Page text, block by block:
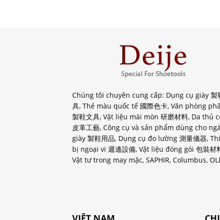
Chúng tôi chuyên cung cấp: Dụng cụ giày 製
具, Thẻ màu quốc tế 國際色卡, Văn phòng
製鞋文具, Vật liệu mài mòn 研磨材料, Da thủ
皮革工藝, Công cụ và sản phẩm dùng cho
giày 製鞋用品, Dụng cụ đo lường 測量儀器,
bị ngoại vi 週邊設備, Vật liệu đóng gói 包裝材
Vật tư trong may mặc, SAPHIR, Columbus,